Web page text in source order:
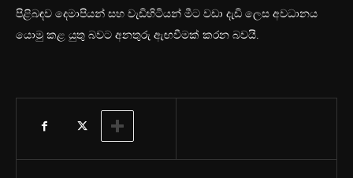
පිළිබඳව දෙමාපියන් සහ වැඩිහිටියන් මීට වඩා දැඩි ලෙස අවධානය
යොමු කළ යුතු බවට අනතුරු ඇඟවීමක් කරන බවයි.